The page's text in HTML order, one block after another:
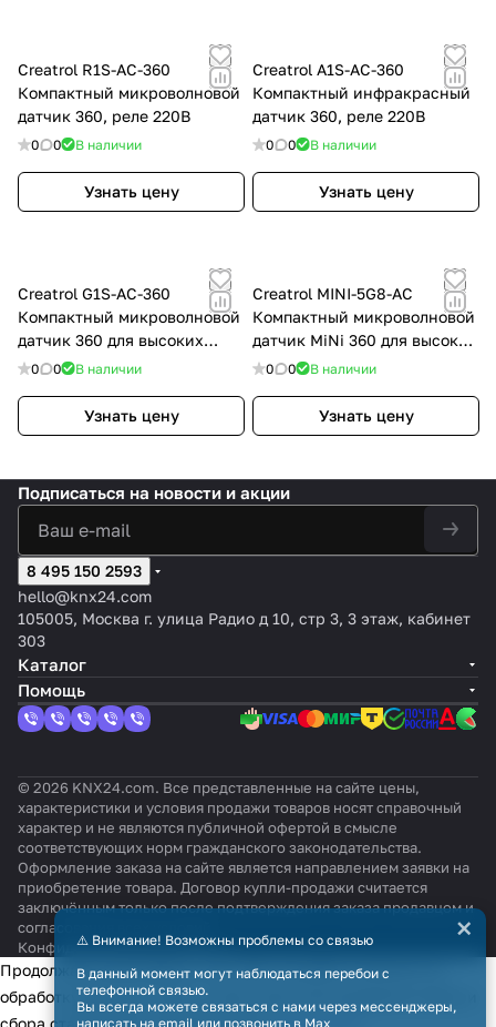
Creatrol R1S-AC-360
Компактный микроволновой
датчик 360, реле 220В
0 0 В наличии
Узнать цену
Creatrol A1S-AC-360
Компактный инфракрасный
датчик 360, реле 220В
0 0 В наличии
Узнать цену
Creatrol G1S-AC-360
Компактный микроволновой
датчик 360 для высоких
потолков, реле 220В
0 0 В наличии
Узнать цену
Creatrol MINI-5G8-AC
Компактный микроволновой
датчик MiNi 360 для высоких
потолков, реле 220В
0 0 В наличии
Узнать цену
Подписаться на новости и акции
8 495 150 2593
hello@knx24.com
105005, Москва г. улица Радио д 10, стр 3, 3 этаж, кабинет
303
Каталог
Помощь
© 2026 KNX24.com. Все представленные на сайте цены,
характеристики и условия продажи товаров носят справочный
характер и не являются публичной офертой в смысле
соответствующих норм гражданского законодательства.
Оформление заказа на сайте является направлением заявки на
приобретение товара. Договор купли-продажи считается
заключённым только после подтверждения заказа продавцом и
согласования всех условий.
КонфиденциальностьОферта
⚠️ Внимание! Возможны проблемы со связью
В данный момент могут наблюдаться перебои с
телефонной связью.
Вы всегда можете связаться с нами через мессенджеры,
написать на email или позвонить в Max
×
Продолжая использовать наш сайт, вы даёте согласие на
обработку файлов cookie в целях функционирования сайта и
сбора статистики в соответствии сполитикой